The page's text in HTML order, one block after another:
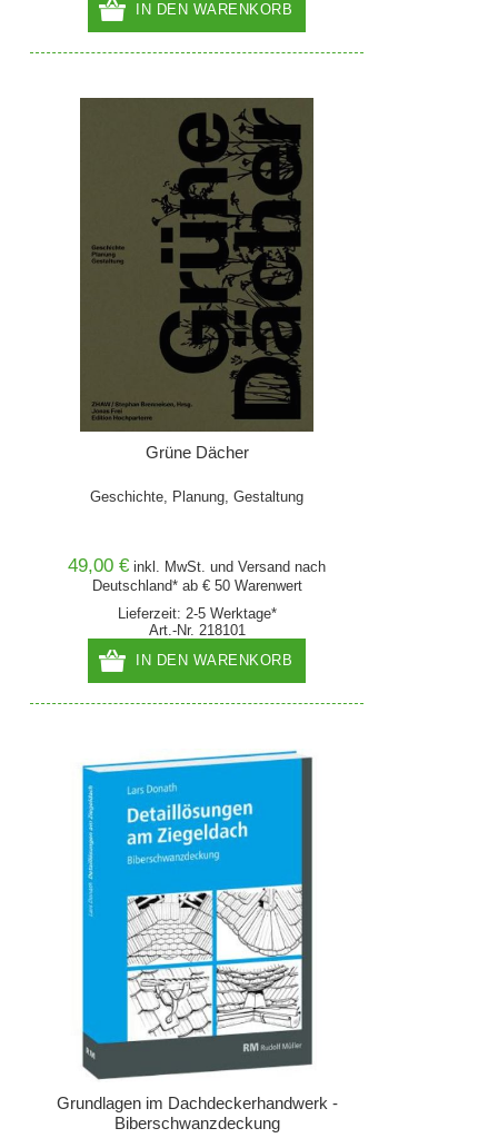
IN DEN WARENKORB
Grüne Dächer
Geschichte, Planung, Gestaltung
49,00 € inkl. MwSt. undVersand nach
Deutschland* ab € 50 Warenwert
Lieferzeit: 2-5 Werktage*
Art.-Nr. 218101
IN DEN WARENKORB
Grundlagen im Dachdeckerhandwerk -
Biberschwanzdeckung